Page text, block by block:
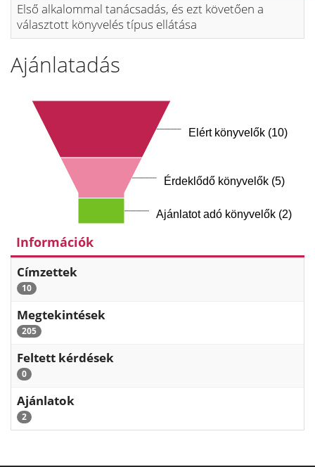
Első alkalommal tanácsadás, és ezt követően a
választott könyvelés típus ellátása
Ajánlatadás
Elért könyvelők (10)
Érdeklődő könyvelők (5)
Ajánlatot adó könyvelők (2)
Információk
Címzettek
10
Megtekintések
205
Feltett kérdések
0
Ajánlatok
2